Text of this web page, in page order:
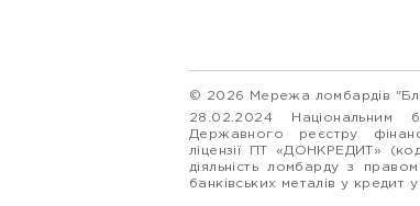
© 2026 Мережа ломбардів
28.02.2024
Державного реєстру
ліцензії ПТ «ДОНКРЕДИТ»
діяльність ломбарду з
банківських металів у кредит